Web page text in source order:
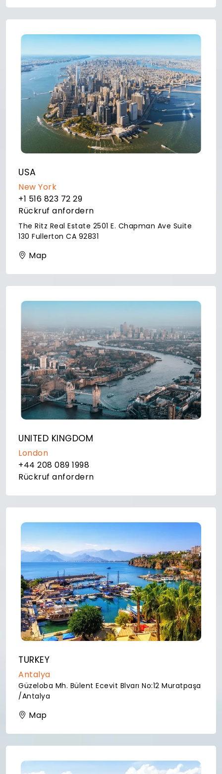
USA
New York
+1 516 823 72 29
Rückruf anfordern
The Ritz Real Estate 2501 E. Chapman Ave Suite
130 Fullerton CA 92831
Map
UNITED KINGDOM
London
+44 208 089 1998
Rückruf anfordern
TURKEY
Antalya
Güzeloba Mh. Bülent Ecevit Blvarı No:12 Muratpaşa
/Antalya
Map